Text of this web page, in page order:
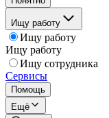
Ищу работу
Ищу работу
Ищу работу
Ищу сотрудника
Сервисы
Помощь
Ещё